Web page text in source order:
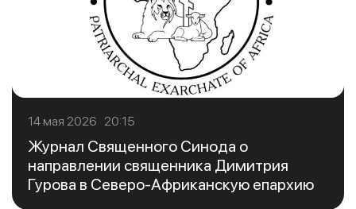
14 мая 2026 20:15
Журнал Священного Синода о
направлении священника Димитрия
Гурова в Северо-Африканскую епархию